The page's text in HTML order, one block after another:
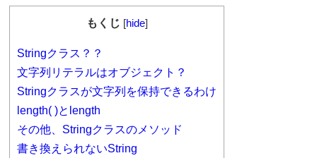
もくじ [hide]
Stringクラス？？
文字列リテラルはオブジェクト？
Stringクラスが文字列を保持できるわけ
length( )とlength
その他、Stringクラスのメソッド
書き換えられないString